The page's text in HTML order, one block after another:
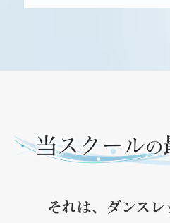
それは、ダンス